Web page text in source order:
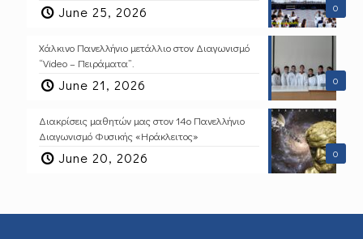
0
June 25, 2026
0
Χάλκινο Πανελλήνιο μετάλλιο στον Διαγωνισμό
“Video – Πειράματα”.
June 21, 2026
0
Διακρίσεις μαθητών μας στον 14ο Πανελλήνιο
Διαγωνισμό Φυσικής «Ηράκλειτος»
June 20, 2026